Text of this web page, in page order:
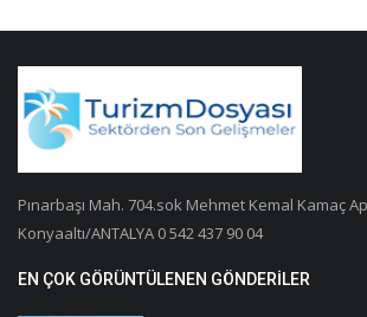
Pınarbaşı Mah. 704.sok Mehmet Kemal Kamaç
Konyaaltı/ANTALYA 0 542 437 90 04
EN ÇOK GÖRÜNTÜLENEN GÖNDERILER